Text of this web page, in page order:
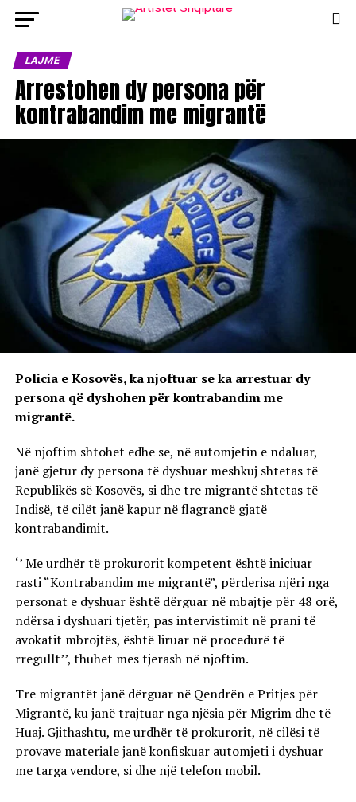
LAJME
Arrestohen dy persona për
kontrabandim me migrantë
Policia e Kosovës, ka njoftuar se ka arrestuar dy
persona që dyshohen për kontrabandim me
migrantë.
Në njoftim shtohet edhe se, në automjetin e ndaluar,
janë gjetur dy persona të dyshuar meshkuj shtetas të
Republikës së Kosovës, si dhe tre migrantë shtetas të
Indisë, të cilët janë kapur në flagrancë gjatë
kontrabandimit.
‘’ Me urdhër të prokurorit kompetent është iniciuar
rasti “Kontrabandim me migrantë”, përderisa njëri nga
personat e dyshuar është dërguar në mbajtje për 48 orë,
ndërsa i dyshuari tjetër, pas intervistimit në prani të
avokatit mbrojtës, është liruar në procedurë të
rregullt’’, thuhet mes tjerash në njoftim.
Tre migrantët janë dërguar në Qendrën e Pritjes për
Migrantë, ku janë trajtuar nga njësia për Migrim dhe të
Huaj. Gjithashtu, me urdhër të prokurorit, në cilësi të
provave materiale janë konfiskuar automjeti i dyshuar
me targa vendore, si dhe një telefon mobil.